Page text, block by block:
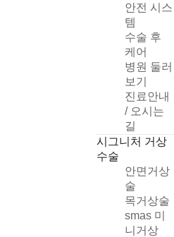
안전 시스
템
수술 후
케어
병원 둘러
보기
진료안내
/ 오시는
길
시그니처 거상
수술
안면거상
술
목거상술
smas 미
니거상